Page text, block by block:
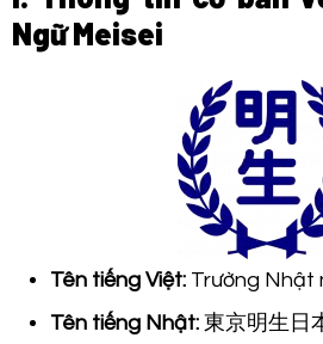
Ngữ Meisei
Tên tiếng Việt: Trường Nhật
Tên tiếng Nhật: 東京明生日